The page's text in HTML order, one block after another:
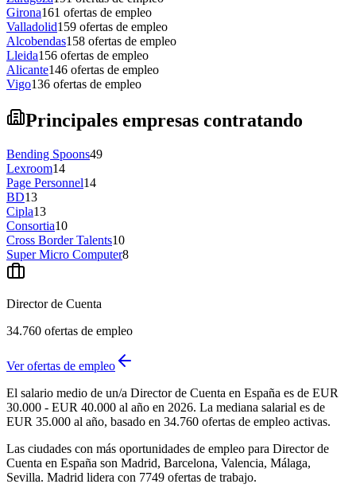
Girona161 ofertas de empleo
Valladolid159 ofertas de empleo
Alcobendas158 ofertas de empleo
Lleida156 ofertas de empleo
Alicante146 ofertas de empleo
Vigo136 ofertas de empleo
Principales empresas contratando
Bending Spoons49
Lexroom14
Page Personnel14
BD13
Cipla13
Consortia10
Cross Border Talents10
Super Micro Computer8
Director de Cuenta
34.760 ofertas de empleo
Ver ofertas de empleo
El salario medio de un/a Director de Cuenta en España es de EUR
30.000 - EUR 40.000 al año en 2026. La mediana salarial es de
EUR 35.000 al año, basado en 34.760 ofertas de empleo activas.
Las ciudades con más oportunidades de empleo para Director de
Cuenta en España son Madrid, Barcelona, Valencia, Málaga,
Sevilla. Madrid lidera con 7749 ofertas de trabajo.